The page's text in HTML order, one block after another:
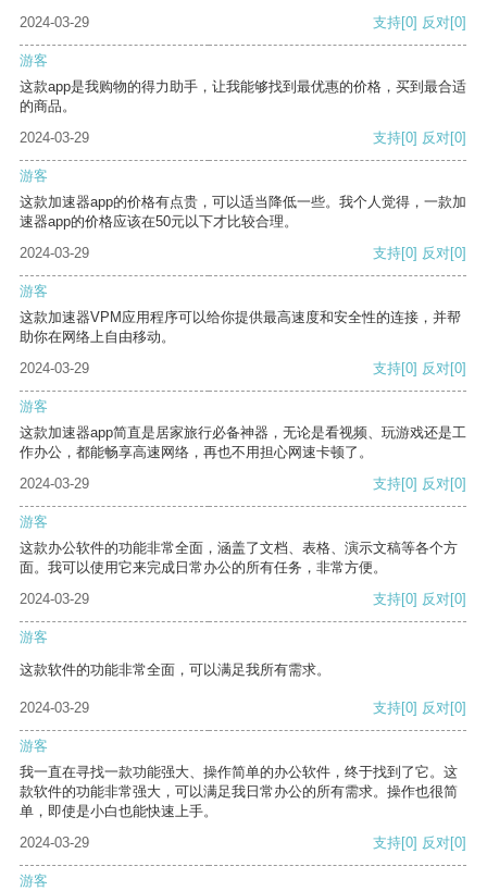
2024-03-29 支持[0] 反对[0]
游客
这款app是我购物的得力助手，让我能够找到最优惠的价格，买到最合适
的商品。
2024-03-29
支持[0] 反对[0]
游客
这款加速器app的价格有点贵，可以适当降低一些。我个人觉得，一款加
速器app的价格应该在50元以下才比较合理。
2024-03-29
支持[0] 反对[0]
游客
这款加速器VPM应用程序可以给你提供最高速度和安全性的连接，并帮
助你在网络上自由移动。
2024-03-29
支持[0] 反对[0]
游客
这款加速器app简直是居家旅行必备神器，无论是看视频、玩游戏还是工
作办公，都能畅享高速网络，再也不用担心网速卡顿了。
2024-03-29
支持[0] 反对[0]
游客
这款办公软件的功能非常全面，涵盖了文档、表格、演示文稿等各个方
面。我可以使用它来完成日常办公的所有任务，非常方便。
2024-03-29
支持[0] 反对[0]
游客
这款软件的功能非常全面，可以满足我所有需求。
2024-03-29 支持[0] 反对[0]
游客
我一直在寻找一款功能强大、操作简单的办公软件，终于找到了它。这
款软件的功能非常强大，可以满足我日常办公的所有需求。操作也很简
单，即使是小白也能快速上手。
2024-03-29
支持[0] 反对[0]
游客